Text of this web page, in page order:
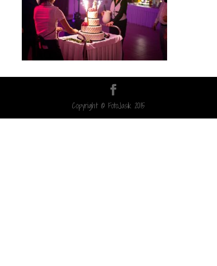
Copyright © FotoJasik 2015